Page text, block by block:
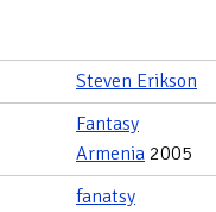
Steven Erikson
Fantasy
Armenia 2005
fanatsy